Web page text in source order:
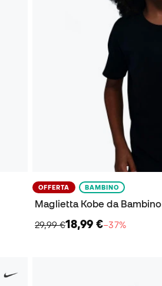
OFFERTA BAMBINO
Maglietta Kobe da Bambino
29,99 €18,99 €−37%